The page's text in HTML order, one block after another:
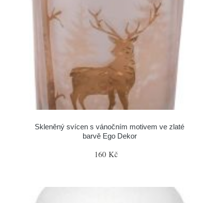
Skleněný svícen s vánočním motivem ve zlaté
barvě Ego Dekor
160 Kč